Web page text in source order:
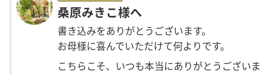
桑原みきこ様へ
書き込みをありがとうございます。
お母様に喜んでいただけて何よりです。
こちらこそ、いつも本当にありがとうございま